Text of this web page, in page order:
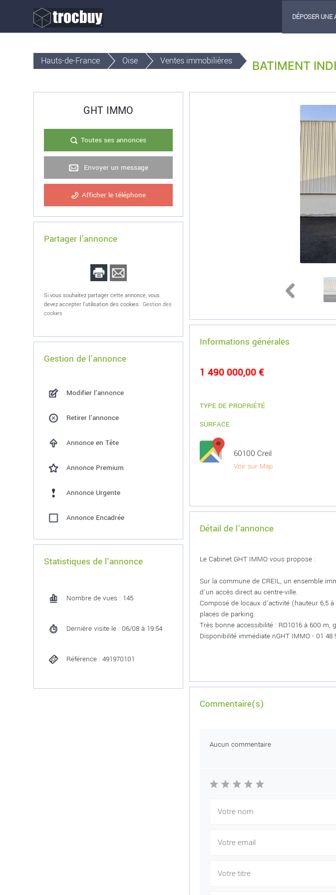
DÉPOSER UNE
Hauts-de-France Oise Ventes immobilières BATIMENT
GHT IMMO
Toutes ses annonces
Envoyer un message
Afficher le téléphone
Partager l'annonce
Si vous souhaitez partager cette annonce, vous
devez accepter l'utilisation des cookies :Gestion des
cookies
Gestion de l'annonce
Modifier l'annonce
Retirer l'annonce
Annonce en Tête
Annonce Premium
Annonce Urgente
Annonce Encadrée
Statistiques de l'annonce
Nombre de vues : 145
Dernière visite le : 06/08 à 19:54
Référence : 491970101
Informations générales
1 490 000,00 €
TYPE DE PROPRIÉTÉ
SURFACE
60100 Creil
Voir sur Map
Détail de l'annonce
Le Cabinet GHT IMMO vous propose :
Sur la commune de CREIL, un ensemble
d'un accès direct au centre-ville.
Composé de locaux d'activité (hauteur 6,5
places de parking.
Très bonne accessibilité : RD1016 à 600 m,
Disponibilité immédiate nGHT IMMO - 01
Commentaire(s)
Aucun commentaire